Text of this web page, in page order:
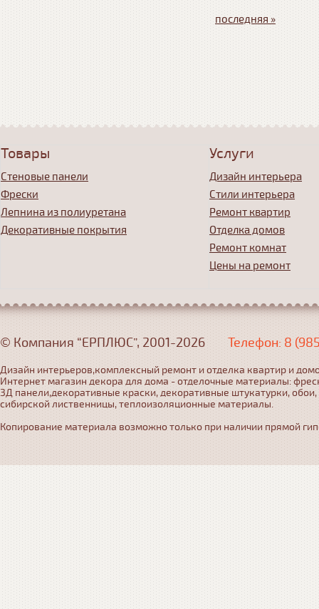
последняя »
Товары
Стеновые панели
Фрески
Лепнина из полиуретана
Декоративные покрытия
Услуги
Дизайн интерьера
Стили интерьера
Ремонт квартир
Отделка домов
Ремонт комнат
Цены на ремонт
© Компания “ЕРПЛЮС”, 2001-2026 Телефон: 8
Дизайн интерьеров,комплексный ремонт и отделка квартир и
Интернет магазин декора для дома - отделочные материалы:
3Д панели,декоративные краски, декоративные штукатурки,
сибирской лиственницы, теплоизоляционные материалы.
Копирование материала возможно только при наличии прямой